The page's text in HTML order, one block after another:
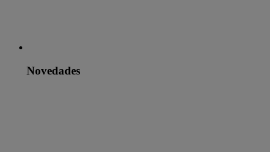
Novedades